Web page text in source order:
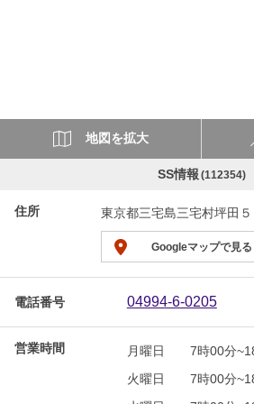
SS情報 (112354)
住所 東京都三宅島三宅村坪田５
Googleマップで見る
電話番号 04994-6-0205
営業時間 月曜日
7時00分
火曜日
7時00分
地図を拡大